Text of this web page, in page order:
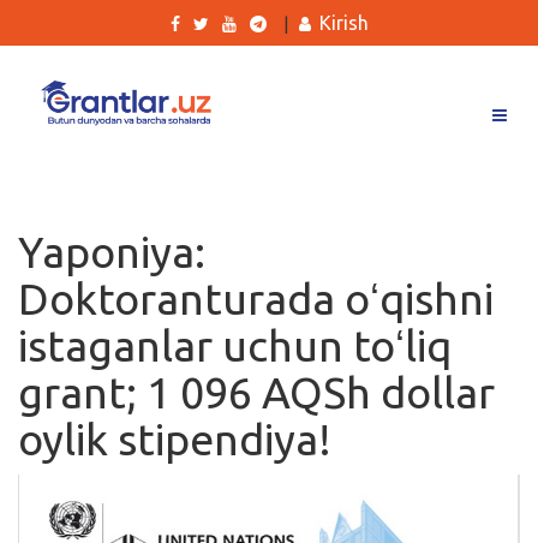
Ishlar
Kurslar
Blog
Yana
Qidirish
Kirish
Yaponiya:
Doktoranturada oʻqishni
istaganlar uchun toʻliq
grant; 1 096 AQSh dollar
oylik stipendiya!